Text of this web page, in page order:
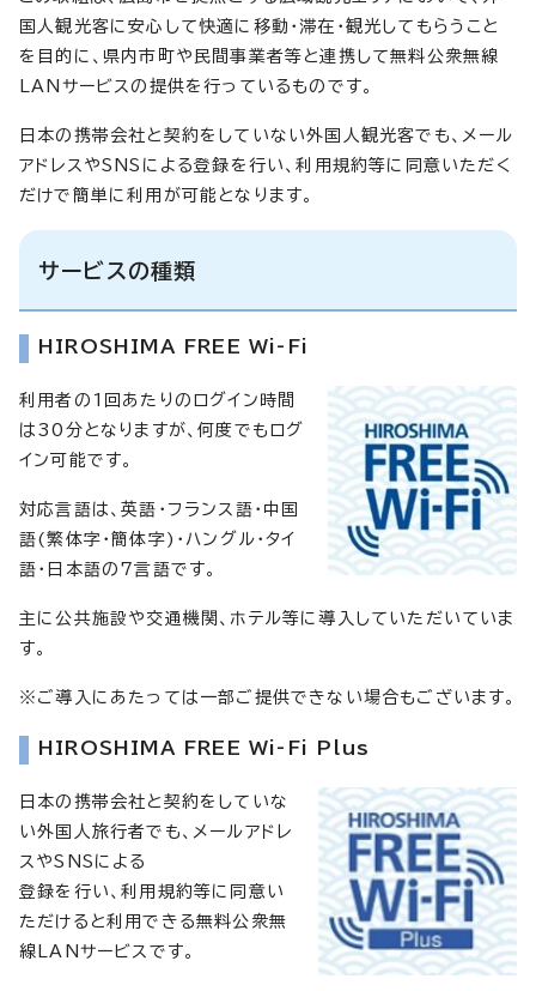
国人観光客に安心して快適に移動・滞在・観光してもらうこと
を目的に、県内市町や民間事業者等と連携して無料公衆無線
LANサービスの提供を行っているものです。
日本の携帯会社と契約をしていない外国人観光客でも、メール
アドレスやSNSによる登録を行い、利用規約等に同意いただく
だけで簡単に利用が可能となります。
サービスの種類
HIROSHIMA FREE Wi-Fi
利用者の1回あたりのログイン時間
は30分となりますが、何度でもログ
イン可能です。
対応言語は、英語・フランス語・中国
語(繁体字・簡体字)・ハングル・タイ
語・日本語の7言語です。
主に公共施設や交通機関、ホテル等に導入していただいていま
す。
※ご導入にあたっては一部ご提供できない場合もございます。
HIROSHIMA FREE Wi-Fi Plus
日本の携帯会社と契約をしていな
い外国人旅行者でも、メールアドレ
スやSNSによる
登録を行い、利用規約等に同意い
ただけると利用できる無料公衆無
線LANサービスです。